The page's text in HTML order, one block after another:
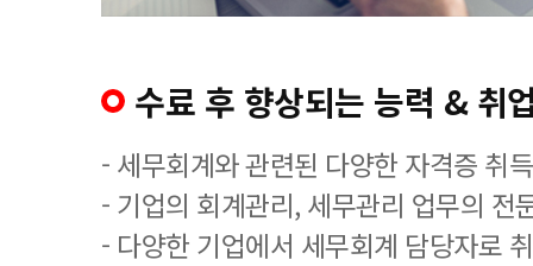
수료 후 향상되는 능력 & 취
- 세무회계와 관련된 다양한 자격증 취
- 기업의 회계관리, 세무관리 업무의 전
- 다양한 기업에서 세무회계 담당자로